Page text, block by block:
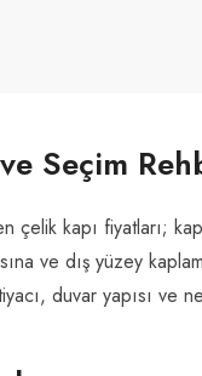
Seçim
çelik kapı fiyatları;
ve dış yüzey
duvar yapısı ve